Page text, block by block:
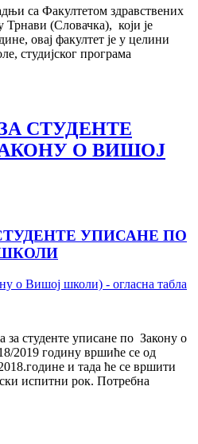
са Факултетом здравствених
Трнави (Словачка), који је
овај факултет је у целини
студијског програма
СТУДЕНТЕ
О ВИШОЈ
УПИСАНЕ ПО
о Вишој школи) - огласна табла
за студенте уписане по Закону о
2019 годину вршиће се од
и тада ће се вршити
испитни рок. Потребна